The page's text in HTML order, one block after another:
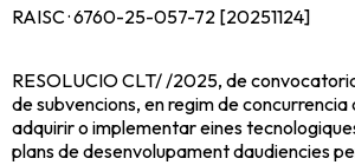
RAISC · 6760-25-057-72 [20251124]
RESOLUCIO CLT/ /2025, de
de subvencions, en regim de
adquirir o implementar eines
plans de desenvolupament daudiencies